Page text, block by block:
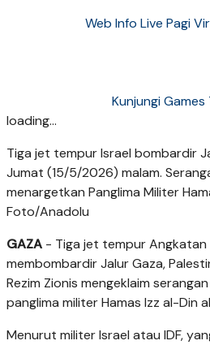
Web Info Live Pagi
Kunjungi Games
loading...
Tiga jet tempur Israel bombardir
Jumat (15/5/2026) malam.
menargetkan Panglima Militer
Foto/Anadolu
GAZA - Tiga jet tempur Angkatan
membombardir Jalur Gaza,
Rezim Zionis mengeklaim
panglima militer Hamas Izz al-Din
Menurut militer Israel atau IDF,